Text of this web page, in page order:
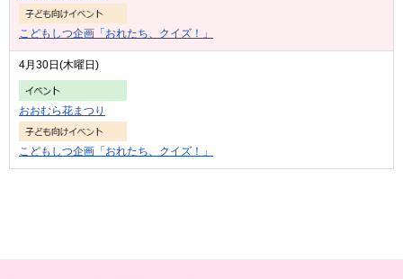
こどもしつ企画「おれたち、クイズ！」
4月30日(木曜日)
おおむら花まつり
こどもしつ企画「おれたち、クイズ！」